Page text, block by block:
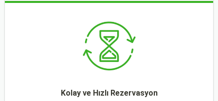
Kolay ve Hızlı Rezervasyon